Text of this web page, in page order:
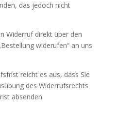
das jedoch nicht
Widerruf direkt über den
widerufen“ an uns
reicht es aus, dass Sie
des Widerrufsrechts
absenden.